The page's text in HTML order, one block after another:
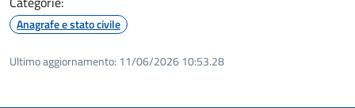
Anagrafe e stato civile
Ultimo aggiornamento: 11/06/2026 10:53.28